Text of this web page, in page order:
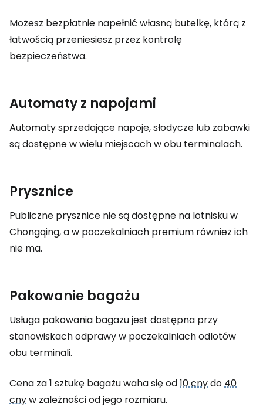
Możesz bezpłatnie napełnić własną butelkę, którą z
łatwością przeniesiesz przez kontrolę
bezpieczeństwa.
Automaty z napojami
Automaty sprzedające napoje, słodycze lub zabawki
są dostępne w wielu miejscach w obu terminalach.
Prysznice
Publiczne prysznice nie są dostępne na lotnisku w
Chongqing, a w poczekalniach premium również ich
nie ma.
Pakowanie bagażu
Usługa pakowania bagażu jest dostępna przy
stanowiskach odprawy w poczekalniach odlotów
obu terminali.
Cena za 1 sztukę bagażu waha się od10 cnydo40
cnyw zależności od jego rozmiaru.